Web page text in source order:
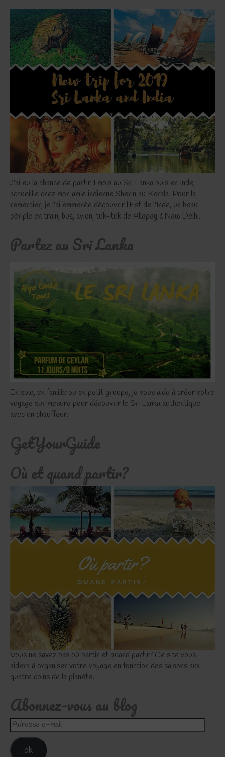
J'ai eu la chance de partir 1 mois au Sri Lanka puis en Inde,
accueillie chez mon amie indienne Sherin au Kerala. Pour la
remercier, je l'ai emmenée découvrir l'Est de l'Inde, un beau
périple en train, bus, avion, tuk-tuk de Allepey à New Delhi.
Partez au Sri Lanka
En solo, en famille ou en petit groupe, je vous aide à créer votre
voyage sur mesure pour découvrir le Sri Lanka authentique
avec un chauffeur.
GetYourGuide
Où et quand partir?
Vous ne savez pas où partir et quand partir? Ce site vous
aidera à organiser votre voyage en fonction des saisons aux
quatre coins de la planète.
Abonnez-vous au blog
Adresse
e-
mail
ok